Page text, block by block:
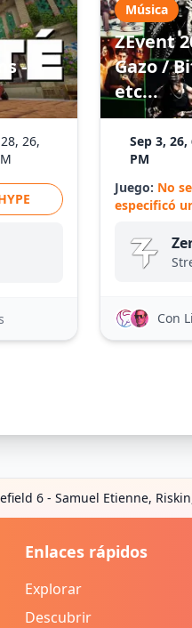
-
26,
Música
ZEvent
Gazo /
etc...
Sep 3, 26,
PM
Juego: No se
especificó
Con
6 - Samuel Etienne,
Enlaces rápidos
Explorar
Descubrir